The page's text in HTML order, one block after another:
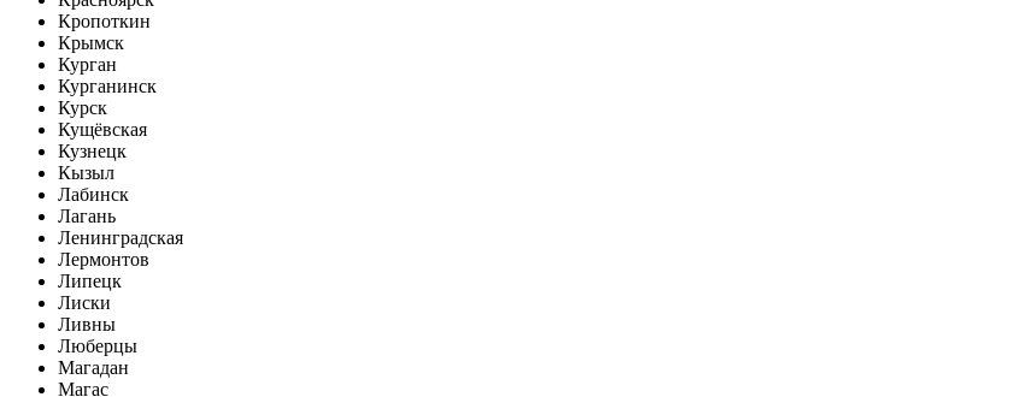
Кропоткин
Крымск
Курган
Курганинск
Курск
Кущёвская
Кузнецк
Кызыл
Лабинск
Лагань
Ленинградская
Лермонтов
Липецк
Лиски
Ливны
Люберцы
Магадан
Магас